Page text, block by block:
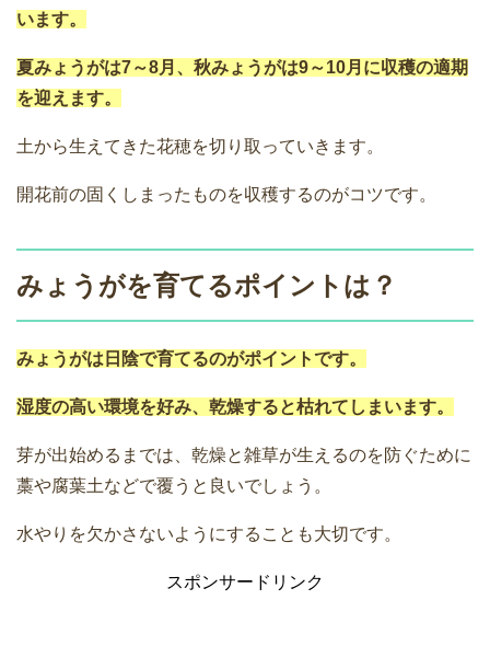
います。
夏みょうがは7～8月、秋みょうがは9～10月に収穫の適期
を迎えます。
土から生えてきた花穂を切り取っていきます。
開花前の固くしまったものを収穫するのがコツです。
みょうがを育てるポイントは？
みょうがは日陰で育てるのがポイントです。
湿度の高い環境を好み、乾燥すると枯れてしまいます。
芽が出始めるまでは、乾燥と雑草が生えるのを防ぐために
藁や腐葉土などで覆うと良いでしょう。
水やりを欠かさないようにすることも大切です。
スポンサードリンク